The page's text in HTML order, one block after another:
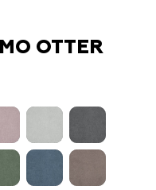
OTTER